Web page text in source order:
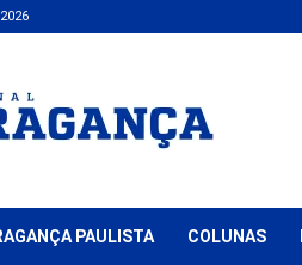
PAULISTA COLUNAS